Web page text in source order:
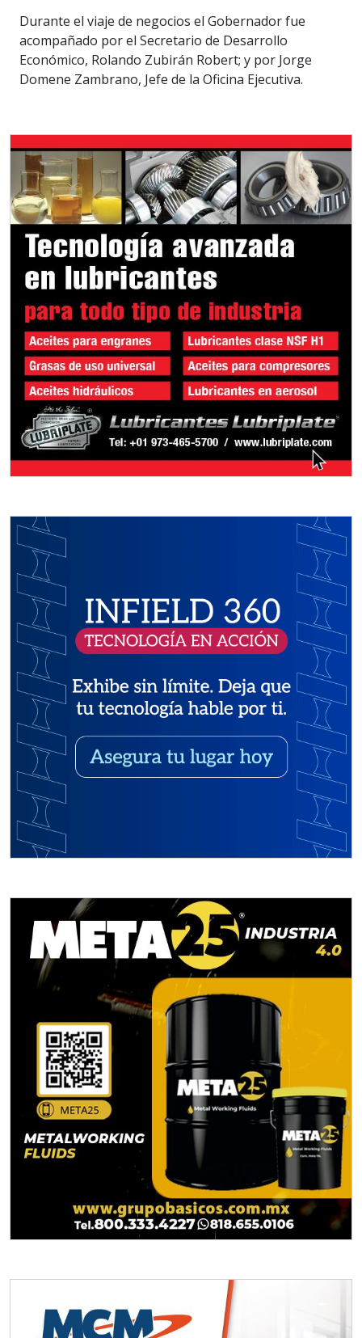
Durante el viaje de negocios el Gobernador fue
acompañado por el Secretario de Desarrollo
Económico, Rolando Zubirán Robert; y por Jorge
Domene Zambrano, Jefe de la Oficina Ejecutiva.